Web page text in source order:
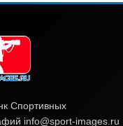
Спортивных
info@sport-images.ru